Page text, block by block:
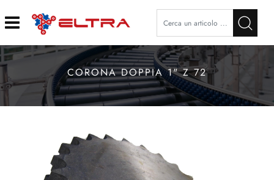
Open
CORONA DOPPIA 1" Z 72